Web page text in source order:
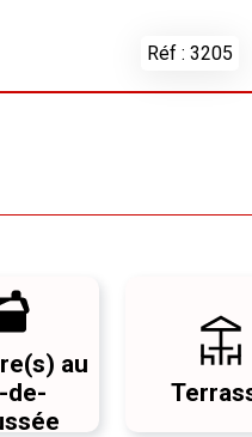
Réf : 3205
au
de-